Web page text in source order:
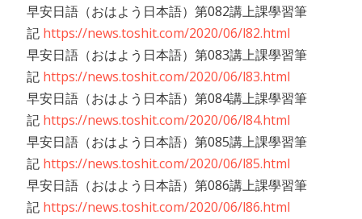
早安日語（おはよう日本語）第082講上課學習筆
記 https://news.toshit.com/2020/06/l82.html
早安日語（おはよう日本語）第083講上課學習筆
記 https://news.toshit.com/2020/06/l83.html
早安日語（おはよう日本語）第084講上課學習筆
記 https://news.toshit.com/2020/06/l84.html
早安日語（おはよう日本語）第085講上課學習筆
記 https://news.toshit.com/2020/06/l85.html
早安日語（おはよう日本語）第086講上課學習筆
記 https://news.toshit.com/2020/06/l86.html